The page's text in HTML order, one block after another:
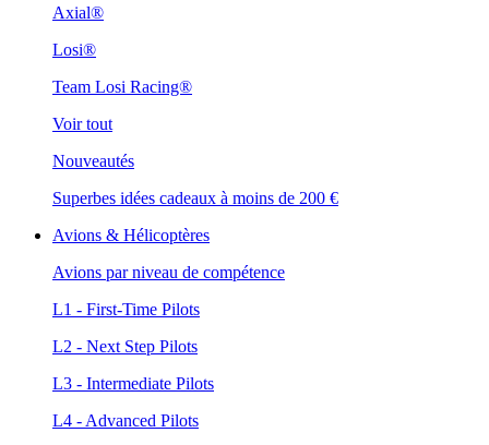
Axial®
Losi®
Team Losi Racing®
Voir tout
Nouveautés
Superbes idées cadeaux à moins de 200 €
Avions & Hélicoptères
Avions par niveau de compétence
L1 - First-Time Pilots
L2 - Next Step Pilots
L3 - Intermediate Pilots
L4 - Advanced Pilots